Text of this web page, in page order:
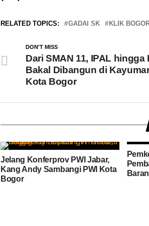
RELATED TOPICS: GADAI SK KLIK
DON'T MISS
Dari SMAN 11, IPAL hingga
Bakal Dibangun di
Kota Bogor
Jelang Konferprov PWI Jabar,
Kang Andy Sambangi PWI Kota
Bogor